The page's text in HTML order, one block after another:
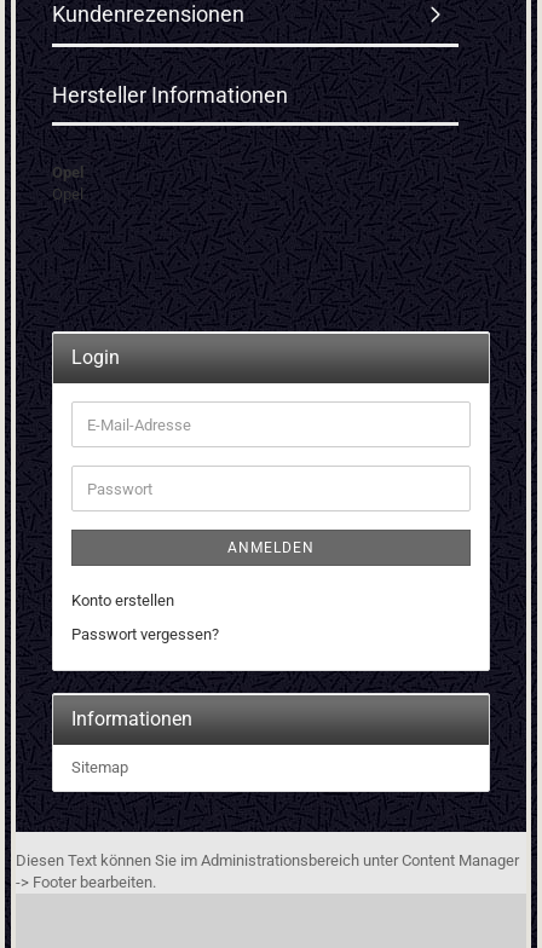
Kundenrezensionen
Hersteller Informationen
Opel
Opel
Login
E-
Mail-
Adresse
Passwort
ANMELDEN
Konto erstellen
Passwort vergessen?
Informationen
Sitemap
Diesen Text können Sie im Administrationsbereich unter Content Manager
-> Footer bearbeiten.